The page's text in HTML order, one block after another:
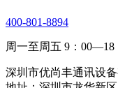
400-801-8894
周一至周五 9：00—18
深圳市优尚丰通讯设备